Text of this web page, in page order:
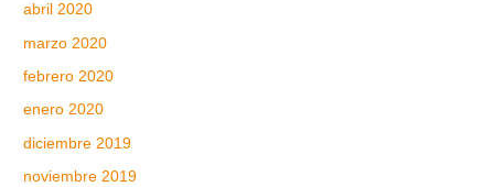
abril 2020
marzo 2020
febrero 2020
enero 2020
diciembre 2019
noviembre 2019